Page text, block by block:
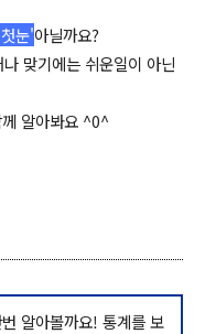
눈'아닐까요?
맞기에는 쉬운일이 아닌
알아봐요 ^0^
알아볼까요! 통계를 보